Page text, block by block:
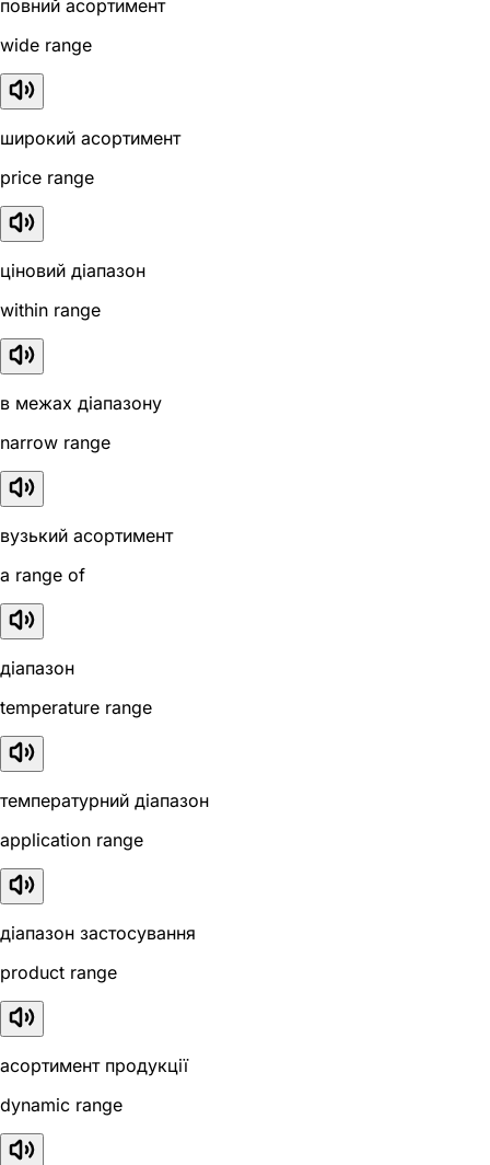
повний асортимент
wide range
широкий асортимент
price range
ціновий діапазон
within range
в межах діапазону
narrow range
вузький асортимент
a range of
діапазон
temperature range
температурний діапазон
application range
діапазон застосування
product range
асортимент продукції
dynamic range